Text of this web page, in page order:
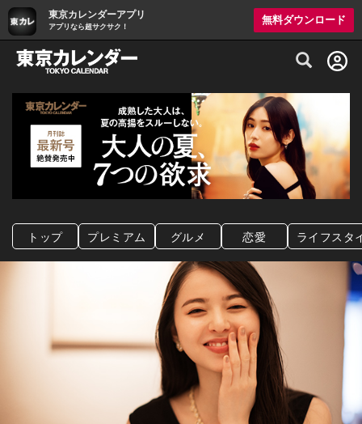
東京カレンダーアプリ
アプリなら超サクサク！
無料ダウンロード
グルメ情報・プレミアムレストラン予約
トップ プレミアム グルメ 恋愛 ライフスタ